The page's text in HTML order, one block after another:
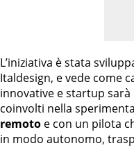
L’iniziativa è stata
Italdesign, e vede come
innovative e startup
coinvolti nella
remoto e con un pilota
in modo autonomo,